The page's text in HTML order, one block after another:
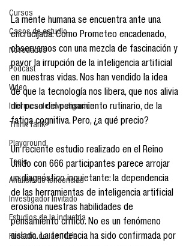
Cursos
Casos de estudio
Novedades
Podcast
Video
Informes de investigación
Think Tank
Playground
Tesis
Análisis de tendencias
Investigador Invitado
Estudios de la industria
Filosofía de las TIC´s
La mente humana se encuentra ante una
encrucijada. Como Prometeo encadenado,
observamos con una mezcla de fascinación y
pavor la irrupción de la inteligencia artificial
en nuestras vidas. Nos han vendido la idea
de que la tecnología nos libera, que nos alivia
del peso del pensamiento rutinario, de la
fatiga cognitiva. Pero, ¿a qué precio?
Un reciente estudio realizado en el Reino
Unido con 666 participantes parece arrojar
un diagnóstico inquietante: la dependencia
de las herramientas de inteligencia artificial
erosiona nuestras habilidades de
pensamiento crítico. No es un fenómeno
aislado. La tendencia ha sido confirmada por